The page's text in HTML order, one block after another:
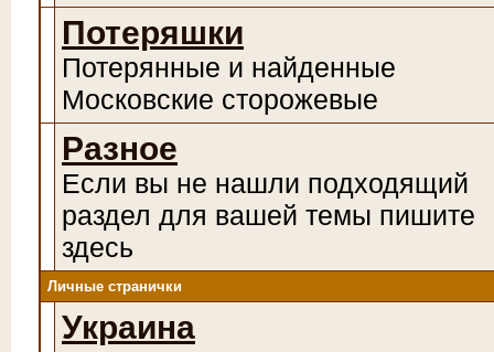
Потеряшки
Потерянные и найденные
Московские сторожевые
Разное
Если вы не нашли подходящий
раздел для вашей темы пишите
здесь
Личные странички
Украина